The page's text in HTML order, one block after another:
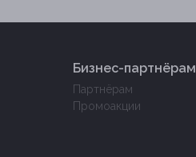
Бизнес-партнёрам
Партнёрам
Промоакции